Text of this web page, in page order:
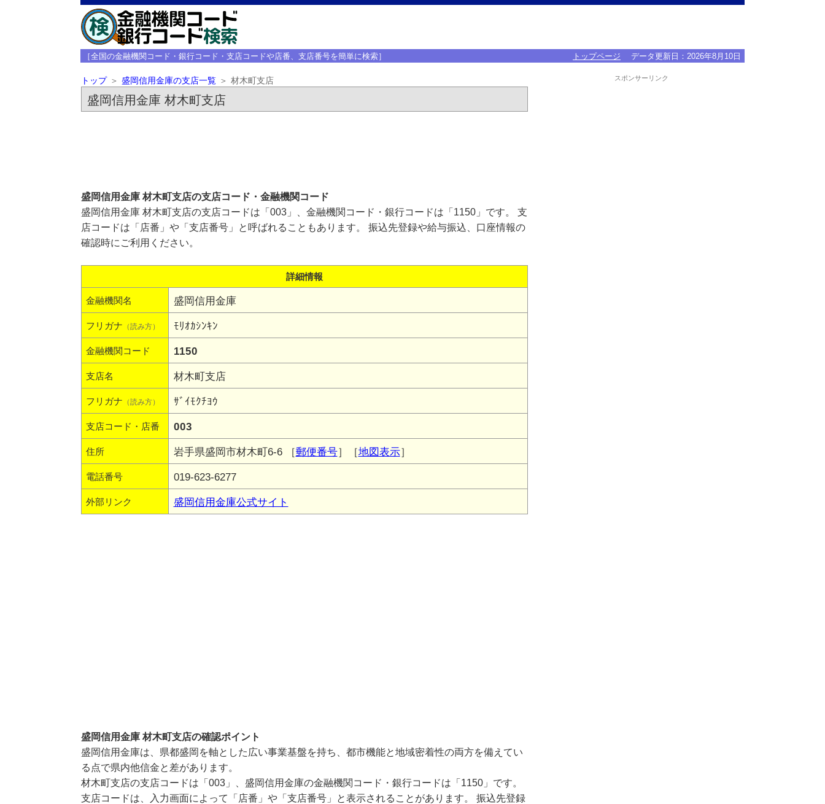
［全国の金融機関コード・銀行コード・支店コードや店番、支店番号を簡単に検索］ トップページ データ更新日： 2026年8月10日
トップ 盛岡信用金庫の支店一覧 材木町支店
盛岡信用金庫 材木町支店
盛岡信用金庫 材木町支店の支店コード・金融機関コード
盛岡信用金庫 材木町支店の支店コードは「003」、金融機関コード・銀行コードは「1150」です。 支
店コードは「店番」や「支店番号」と呼ばれることもあります。 振込先登録や給与振込、口座情報の
確認時にご利用ください。
詳細情報
金融機関名 盛岡信用金庫
フリガナ （読み方） ﾓﾘｵｶｼﾝｷﾝ
金融機関コード 1150
支店名 材木町支店
フリガナ （読み方） ｻﾞｲﾓｸﾁﾖｳ
支店コード・店番 003
住所 岩手県盛岡市材木町6-6 ［郵便番号］［地図表示］
電話番号 019-623-6277
外部リンク 盛岡信用金庫公式サイト
盛岡信用金庫 材木町支店の確認ポイント
盛岡信用金庫は、県都盛岡を軸とした広い事業基盤を持ち、都市機能と地域密着性の両方を備えてい
る点で県内他信金と差があります。
材木町支店の支店コードは「003」、盛岡信用金庫の金融機関コード・銀行コードは「1150」です。
支店コードは、入力画面によって「店番」や「支店番号」と表示されることがあります。 振込先登録
スポンサーリンク